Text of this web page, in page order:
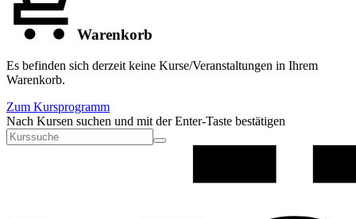
Warenkorb
Es befinden sich derzeit keine Kurse/Veranstaltungen in Ihrem
Warenkorb.
Zum Kursprogramm
Nach Kursen suchen und mit der Enter-Taste bestätigen